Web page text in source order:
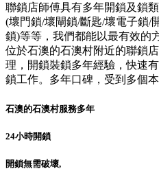
聯鎖店師傅具有多年開鎖及鎖
(壞門鎖/壞閘鎖/斷匙/壞電子鎖/
鎖)等等，我們都能以最有效的
位於石澳的石澳村附近的聯鎖
理，開鎖裝鎖多年經驗，快速
鎖工作。多年口碑，受到多個
石澳的石澳村服務多年
24小時開鎖
開鎖無需破壞,